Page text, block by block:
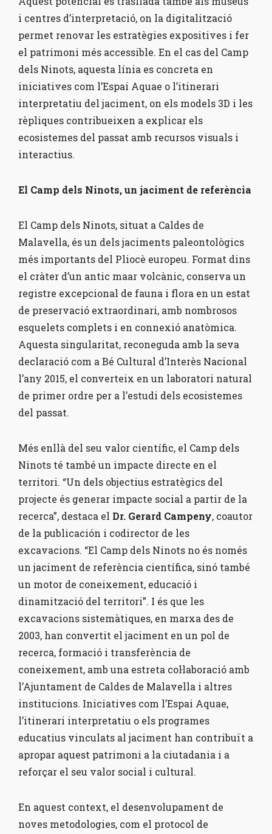
i centres d’interpretació, on la digitalització
permet renovar les estratègies expositives i fer
el patrimoni més accessible. En el cas del Camp
dels Ninots, aquesta línia es concreta en
iniciatives com l’Espai Aquae o l’itinerari
interpretatiu del jaciment, on els models 3D i les
rèpliques contribueixen a explicar els
ecosistemes del passat amb recursos visuals i
interactius.
El Camp dels Ninots, un jaciment de referència
El Camp dels Ninots, situat a Caldes de
Malavella, és un dels jaciments paleontològics
més importants del Pliocè europeu. Format dins
el cràter d’un antic maar volcànic, conserva un
registre excepcional de fauna i flora en un estat
de preservació extraordinari, amb nombrosos
esquelets complets i en connexió anatòmica.
Aquesta singularitat, reconeguda amb la seva
declaració com a Bé Cultural d’Interès Nacional
l’any 2015, el converteix en un laboratori natural
de primer ordre per a l’estudi dels ecosistemes
del passat.
Més enllà del seu valor científic, el Camp dels
Ninots té també un impacte directe en el
territori. “Un dels objectius estratègics del
projecte és generar impacte social a partir de la
recerca”, destaca el Dr. Gerard Campeny, coautor
de la publicación i codirector de les
excavacions. “El Camp dels Ninots no és només
un jaciment de referència científica, sinó també
un motor de coneixement, educació i
dinamització del territori”. I és que les
excavacions sistemàtiques, en marxa des de
2003, han convertit el jaciment en un pol de
recerca, formació i transferència de
coneixement, amb una estreta col·laboració amb
l’Ajuntament de Caldes de Malavella i altres
institucions. Iniciatives com l’Espai Aquae,
l’itinerari interpretatiu o els programes
educatius vinculats al jaciment han contribuït a
apropar aquest patrimoni a la ciutadania i a
reforçar el seu valor social i cultural.
En aquest context, el desenvolupament de
noves metodologies, com el protocol de